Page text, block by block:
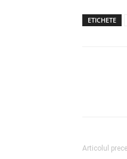
ETICHETE
Articolul